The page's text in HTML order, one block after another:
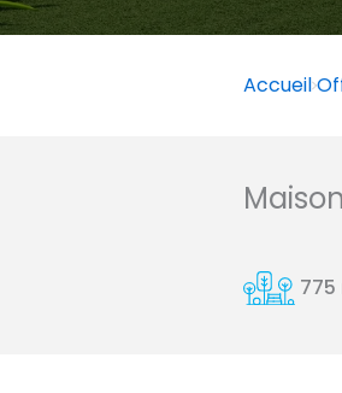
Accueil
775